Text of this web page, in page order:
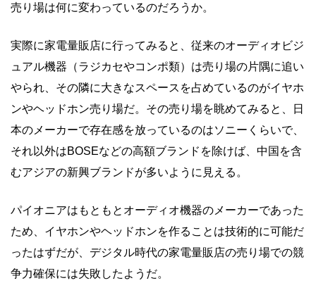
売り場は何に変わっているのだろうか。
実際に家電量販店に行ってみると、従来のオーディオビジ
ュアル機器（ラジカセやコンポ類）は売り場の片隅に追い
やられ、その隣に大きなスペースを占めているのがイヤホ
ンやヘッドホン売り場だ。その売り場を眺めてみると、日
本のメーカーで存在感を放っているのはソニーくらいで、
それ以外はBOSEなどの高額ブランドを除けば、中国を含
むアジアの新興ブランドが多いように見える。
パイオニアはもともとオーディオ機器のメーカーであった
ため、イヤホンやヘッドホンを作ることは技術的に可能だ
ったはずだが、デジタル時代の家電量販店の売り場での競
争力確保には失敗したようだ。